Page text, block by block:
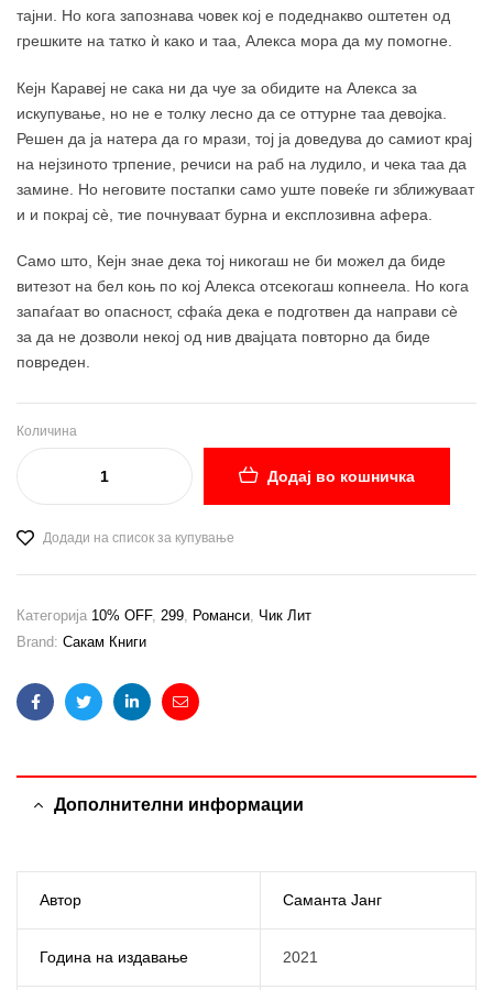
тајни. Но кога запознава човек кој е подеднакво оштетен од
грешките на татко ѝ како и таа, Алекса мора да му помогне.
Кејн Каравеј не сака ни да чуе за обидите на Алекса за
искупување, но не е толку лесно да се оттурне таа девојка.
Решен да ја натера да го мрази, тој ја доведува до самиот крај
на нејзиното трпение, речиси на раб на лудило, и чека таа да
замине. Но неговите постапки само уште повеќе ги зближуваат
и и покрај сè, тие почнуваат бурна и експлозивна афера.
Само што, Кејн знае дека тој никогаш не би можел да биде
витезот на бел коњ по кој Алекса отсекогаш копнеела. Но кога
запаѓаат во опасност, сфаќа дека е подготвен да направи сè
за да не дозволи некој од нив двајцата повторно да биде
повреден.
Количина
Додај во кошничка
Додади на список за купување
Категорија 10% OFF, 299, Романси, Чик Лит
Brand: Сакам Книги
FacebookTwitterLinkedinEmail
Дополнителни информации
Автор Саманта Јанг
Година на издавање 2021